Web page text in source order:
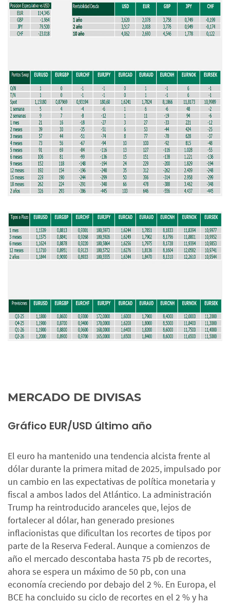
MERCADO DE DIVISAS
Gráfico EUR/USD último año
El euro ha mantenido una tendencia alcista frente al
dólar durante la primera mitad de 2025, impulsado por
un cambio en las expectativas de política monetaria y
fiscal a ambos lados del Atlántico. La administración
Trump ha reintroducido aranceles que, lejos de
fortalecer al dólar, han generado presiones
inflacionistas que dificultan los recortes de tipos por
parte de la Reserva Federal. Aunque a comienzos de
año el mercado descontaba hasta 75 pb de recortes,
ahora se espera un máximo de 50 pb, con una
economía creciendo por debajo del 2 %. En Europa, el
BCE ha concluido su ciclo de recortes en el 2 % y ha